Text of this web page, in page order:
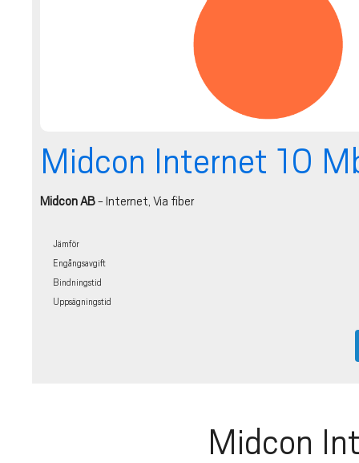
Midcon Internet 10
Midcon AB- Internet, Via fiber
Jämför
Engångsavgift
Bindningstid
Uppsägningstid
Midcon